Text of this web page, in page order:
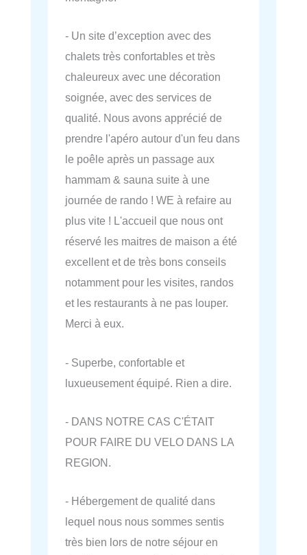
- Un site d’exception avec des
chalets très confortables et très
chaleureux avec une décoration
soignée, avec des services de
qualité. Nous avons apprécié de
prendre l'apéro autour d'un feu dans
le poêle après un passage aux
hammam & sauna suite à une
journée de rando ! WE à refaire au
plus vite ! L'accueil que nous ont
réservé les maitres de maison a été
excellent et de très bons conseils
notamment pour les visites, randos
et les restaurants à ne pas louper.
Merci à eux.
- Superbe, confortable et
luxueusement équipé. Rien a dire.
- DANS NOTRE CAS C'ÉTAIT
POUR FAIRE DU VELO DANS LA
REGION.
- Hébergement de qualité dans
lequel nous nous sommes sentis
très bien lors de notre séjour en